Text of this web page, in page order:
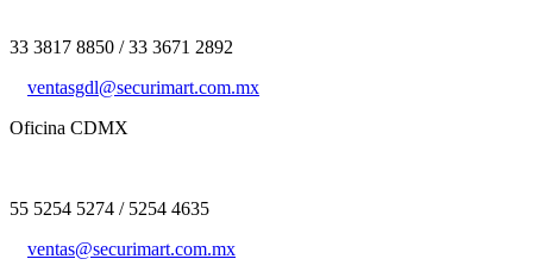
33 3817 8850 / 33 3671 2892
ventasgdl@securimart.com.mx
Oficina CDMX
55 5254 5274 / 5254 4635
ventas@securimart.com.mx